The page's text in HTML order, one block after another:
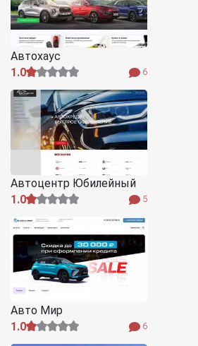
Автохаус
1.0
6
Автоцентр Юбилейный
1.0
5
Авто Мир
1.0
6